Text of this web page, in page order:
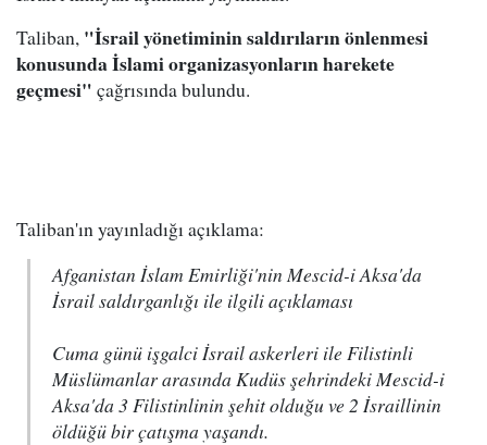
Taliban, "İsrail yönetiminin saldırıların önlenmesi
konusunda İslami organizasyonların harekete
geçmesi" çağrısında bulundu.
Taliban'ın yayınladığı açıklama:
Afganistan İslam Emirliği'nin Mescid-i Aksa'da
İsrail saldırganlığı ile ilgili açıklaması
Cuma günü işgalci İsrail askerleri ile Filistinli
Müslümanlar arasında Kudüs şehrindeki Mescid-i
Aksa'da 3 Filistinlinin şehit olduğu ve 2 İsraillinin
öldüğü bir çatışma yaşandı.